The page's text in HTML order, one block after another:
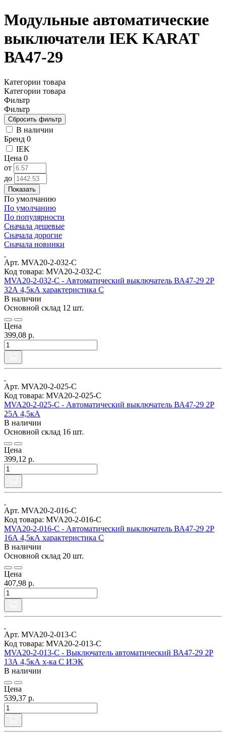
Модульные автоматические
выключатели IEK KARAT
ВА47-29
Категории товара
Категории товара
Фильтр
Фильтр
В наличии
Бренд 0
IEK
Цена 0
от
до
Показать
По умолчанию
По умолчанию
По популярности
Сначала дешевые
Сначала дорогие
Сначала новинки
Арт. MVA20-2-032-C
Код товара: MVA20-2-032-C
MVA20-2-032-C - Автоматический выключатель ВА47-29 2Р
32А 4,5кА характеристика С
В наличии
Основной склад 12 шт.
Цена
399,08 р.
Арт. MVA20-2-025-C
Код товара: MVA20-2-025-C
MVA20-2-025-C - Автоматический выключатель ВА47-29 2Р
25А 4,5кА
В наличии
Основной склад 16 шт.
Цена
399,12 р.
Арт. MVA20-2-016-C
Код товара: MVA20-2-016-C
MVA20-2-016-C - Автоматический выключатель ВА47-29 2Р
16А 4,5кА характеристика С
В наличии
Основной склад 20 шт.
Цена
407,98 р.
Арт. MVA20-2-013-C
Код товара: MVA20-2-013-C
MVA20-2-013-C - Выключатель автоматический ВА47-29 2Р
13А 4,5кА х-ка С ИЭК
В наличии
Цена
539,37 р.